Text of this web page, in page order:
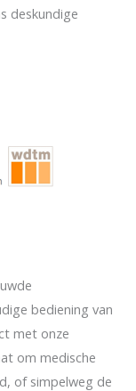
deskundige
bediening van
met onze
om medische
of simpelweg de